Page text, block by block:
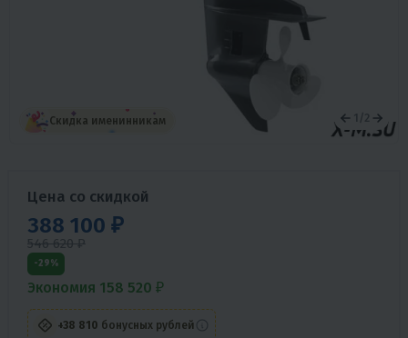
Скидка именинникам / 2
Цена со скидкой
388 100 ₽
546 620 ₽
-29%
Экономия 158 520 ₽
+38 810 бонусных рублей